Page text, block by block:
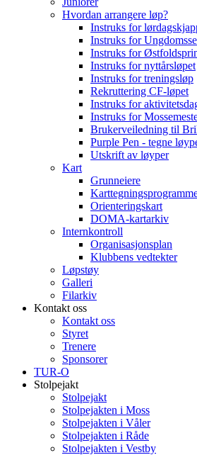
Hvordan arrangere løp?
Instruks for
Instruks for
Instruks for
Instruks for nyttårsløpet
Instruks for treningsløp
Rekruttering CF-løpet
Instruks for
Instruks for
Brukerveiledning til
Purple Pen - tegne
Utskrift av løyper
Kart
Grunneiere
Orienteringskart
DOMA-kartarkiv
Internkontroll
Organisasjonsplan
Klubbens vedtekter
Løpstøy
Galleri
Filarkiv
Kontakt oss
Kontakt oss
Styret
Trenere
Sponsorer
TUR-O
Stolpejakt
Stolpejakt
Stolpejakten i Moss
Stolpejakten i Våler
Stolpejakten i Råde
Stolpejakten i Vestby